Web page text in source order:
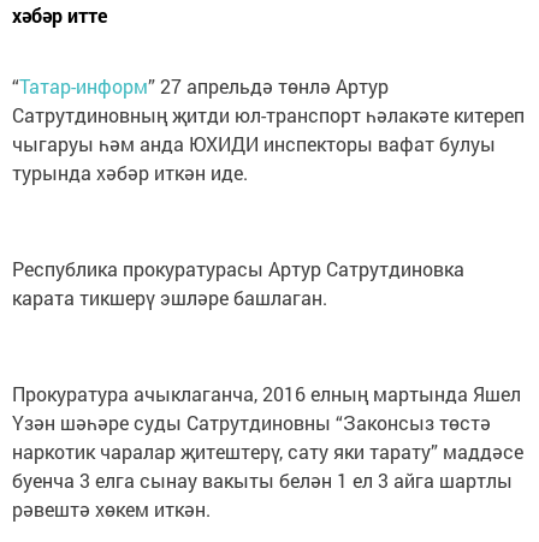
хәбәр итте
“Татар-информ” 27 апрельдә төнлә Артур
Сатрутдиновның җитди юл-транспорт һәлакәте китереп
чыгаруы һәм анда ЮХИДИ инспекторы вафат булуы
турында хәбәр иткән иде.
Республика прокуратурасы Артур Сатрутдиновка
карата тикшерү эшләре башлаган.
Прокуратура ачыклаганча, 2016 елның мартында Яшел
Үзән шәһәре суды Сатрутдиновны “Законсыз төстә
наркотик чаралар җитештерү, сату яки тарату” маддәсе
буенча 3 елга сынау вакыты белән 1 ел 3 айга шартлы
рәвештә хөкем иткән.